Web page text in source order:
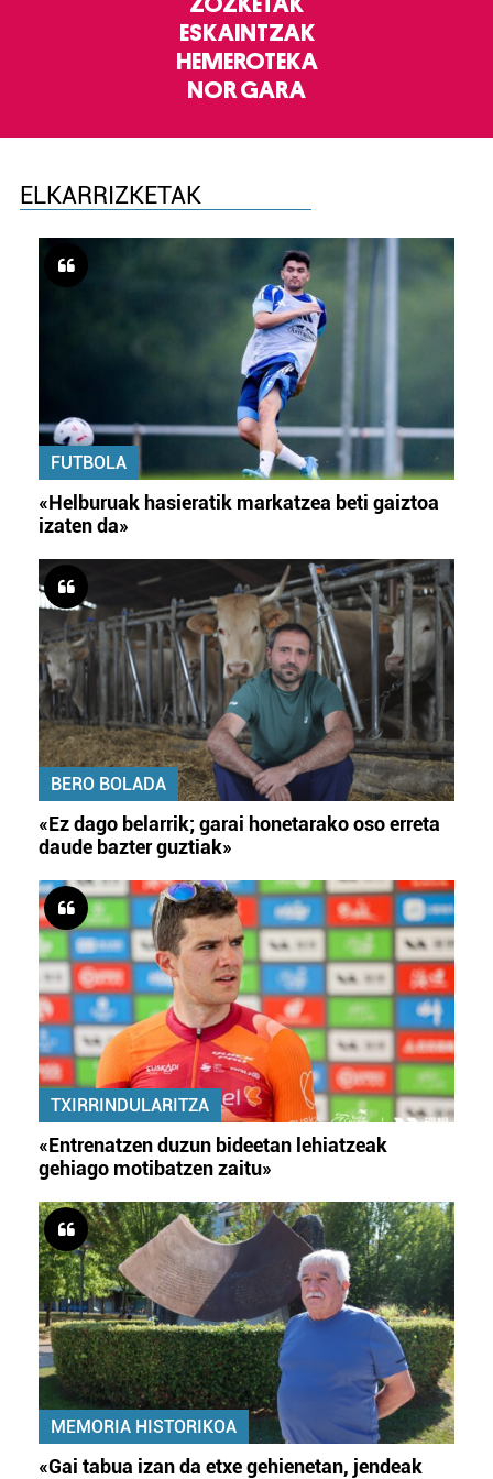
ESKAINTZAK
HEMEROTEKA
NOR GARA
ELKARRIZKETAK
FUTBOLA
«Helburuak hasieratik markatzea beti gaiztoa
izaten da»
BERO BOLADA
«Ez dago belarrik; garai honetarako oso erreta
daude bazter guztiak»
TXIRRINDULARITZA
«Entrenatzen duzun bideetan lehiatzeak
gehiago motibatzen zaitu»
MEMORIA HISTORIKOA
«Gai tabua izan da etxe gehienetan, jendeak